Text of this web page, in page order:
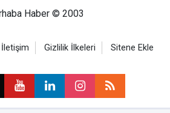
Haber © 2003
İletişim Gizlilik İlkeleri Sitene Ekle